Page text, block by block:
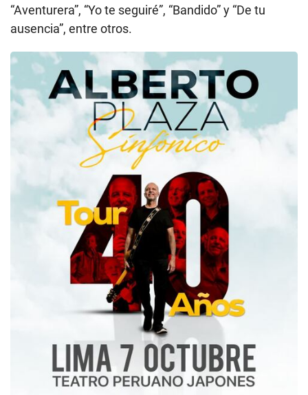
“Aventurera”, “Yo te seguiré”, “Bandido” y “De tu
ausencia”, entre otros.